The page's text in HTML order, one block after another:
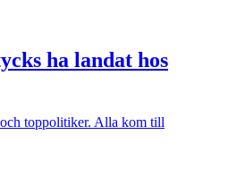
ha landat hos
toppolitiker. Alla kom till